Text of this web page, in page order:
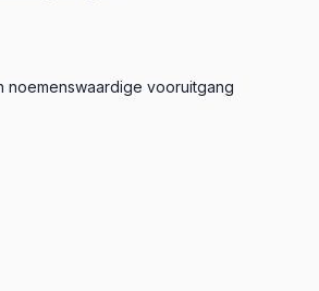
noemenswaardige vooruitgang